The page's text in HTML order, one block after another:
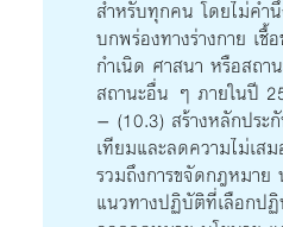
สำหรับทุกคน โดยไม่คำ
บกพร่องทางร่างกาย เ
กำเนิด ศาสนา หรือสถา
สถานะอื่น ๆ ภายในปี
– (10.3) สร้างหลักประ
เทียมและลดความไม่เส
รวมถึงการขจัดกฎหมาย
แนวทางปฏิบัติที่เลือกปฏิ